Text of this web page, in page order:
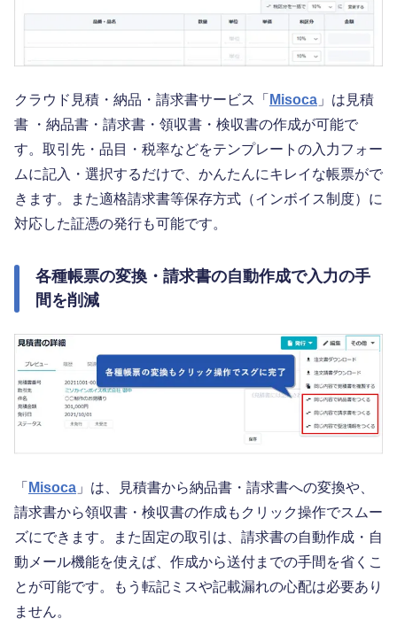
クラウド見積・納品・請求書サービス「 Misoca 」は見積
書 ・納品書・請求書・領収書・検収書の作成が可能で
す。取引先・品目・税率などをテンプレートの入力フォー
ムに記入・選択するだけで、かんたんにキレイな帳票がで
きます。また適格請求書等保存方式（インボイス制度）に
対応した証憑の発行も可能です。
各種帳票の変換・請求書の自動作成で入力の手
間を削減
「 Misoca 」は、見積書から納品書・請求書への変換や、
請求書から領収書・検収書の作成もクリック操作でスムー
ズにできます。また固定の取引は、請求書の自動作成・自
動メール機能を使えば、作成から送付までの手間を省くこ
とが可能です。もう転記ミスや記載漏れの心配は必要あり
ません。